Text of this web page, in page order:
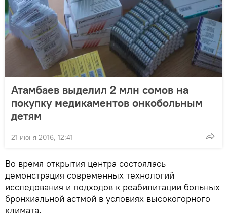
Атамбаев выделил 2 млн сомов на
покупку медикаментов онкобольным
детям
21 июня 2016, 12:41
Во время открытия центра состоялась
демонстрация современных технологий
исследования и подходов к реабилитации больных
бронхиальной астмой в условиях высокогорного
климата.